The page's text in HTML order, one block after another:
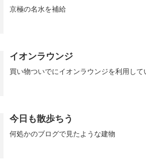
京極の名水を補給
イオンラウンジ
買い物ついでにイオンラウンジを利用して
今日も散歩ちう
何処かのブログで見たような建物